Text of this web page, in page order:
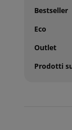
Bestseller
Eco
Outlet
Prodotti